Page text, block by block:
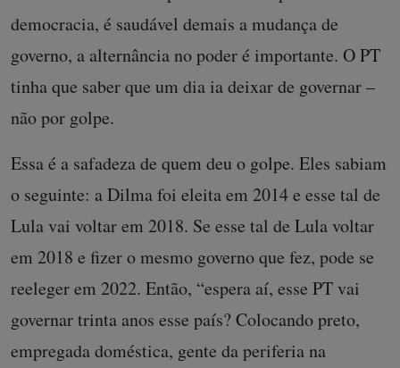
democracia, é saudável demais a mudança de
governo, a alternância no poder é importante. O PT
tinha que saber que um dia ia deixar de governar –
não por golpe.
Essa é a safadeza de quem deu o golpe. Eles sabiam
o seguinte: a Dilma foi eleita em 2014 e esse tal de
Lula vai voltar em 2018. Se esse tal de Lula voltar
em 2018 e fizer o mesmo governo que fez, pode se
reeleger em 2022. Então, “espera aí, esse PT vai
governar trinta anos esse país? Colocando preto,
empregada doméstica, gente da periferia na